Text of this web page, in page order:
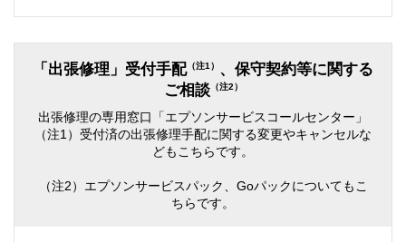
「出張修理」受付手配 （注1） 、保守契約等に関する
ご相談（注2）
出張修理の専用窓口「エプソンサービスコールセンター」
（注1）受付済の出張修理手配に関する変更やキャンセルな
どもこちらです。
（注2）エプソンサービスパック、Goパックについてもこ
ちらです。